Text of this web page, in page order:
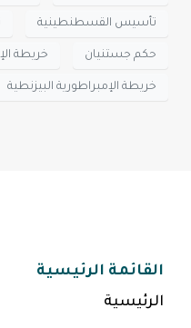
تأسيس القسطنطينية
حكم جستنيان خريطة
خريطة الإمبراطورية البيزنطية
القائمة الرئيسية
الرئيسية